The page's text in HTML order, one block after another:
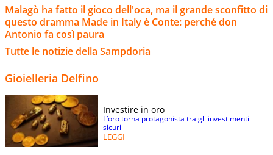
Malagò ha fatto il gioco dell'oca, ma il grande sconfitto di
questo dramma Made in Italy è Conte: perché don
Antonio fa così paura
Tutte le notizie della Sampdoria
Gioielleria Delfino
Investire in oro
L’oro torna protagonista tra gli investimenti
sicuri
LEGGI